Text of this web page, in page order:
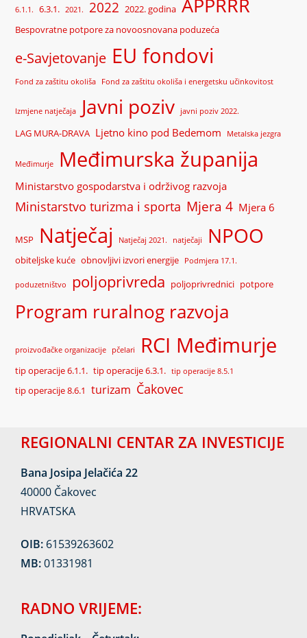
6.1.1. 6.3.1. 2021. 2022 2022. godina
Bespovratne potpore za novoosnovana poduzeća
e-Savjetovanje EU fondovi
Fond za zaštitu okoliša Fond za zaštitu okoliša i energetsku učinkovitost
Izmjene natječaja Javni poziv javni poziv 2022.
LAG MURA-DRAVA Ljetno kino pod Bedemom Metalska jezgra
Međimurje Međimurska županija
Ministarstvo gospodarstva i održivog razvoja
Ministarstvo turizma i sporta Mjera 4 Mjera 6
MSP Natječaj Natječaj 2021. natječaji NPOO
obiteljske kuće obnovljivi izvori energije Podmjera 17.1.
poduzetništvo poljoprivreda poljoprivrednici potpore
Program ruralnog razvoja
proizvođačke organizacije pčelari RCI Međimurje
tip operacije 6.1.1. tip operacije 6.3.1. tip operacije 8.5.1
tip operacije 8.6.1 turizam Čakovec
REGIONALNI CENTAR ZA INVESTICIJE
Bana Josipa Jelačića 22
40000 Čakovec
HRVATSKA
OIB: 61539263602
MB:01331981
RADNO VRIJEME: